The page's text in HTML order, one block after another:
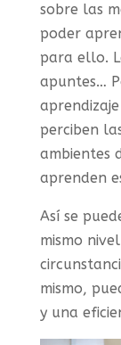
sobre las
poder
para ello.
apuntes…
perciben
ambientes
aprenden
Así se
mismo
mismo,
y una